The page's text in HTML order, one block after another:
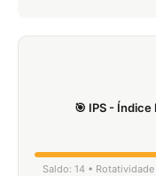
🎯 IPS -
Saldo: 14 •